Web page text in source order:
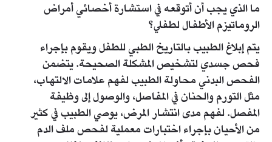
ما الذي يجب أن أتوقعه في استشارة أخصائي أمراض
الروماتيزم الأطفال لطفلي؟
يتم إبلاغ الطبيب بالتاريخ الطبي للطفل ويقوم بإجراء
فحص جسدي لتشخيص المشكلة الصحيحة. يتضمن
الفحص البدني محاولة الطبيب لفهم علامات الالتهاب،
مثل التورم والحنان في المفاصل، والوصول إلى وظيفة
المفصل. لفهم مدى انتشار المرض، يوصي الطبيب في كثير
من الأحيان بإجراء اختبارات معملية لفحص ملف الدم